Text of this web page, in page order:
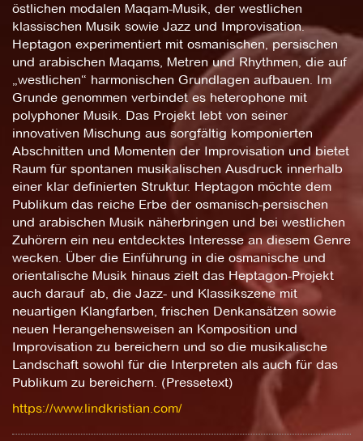
östlichen modalen Maqam-Musik, der westlichen
klassischen Musik sowie Jazz und Improvisation.
Heptagon experimentiert mit osmanischen, persischen
und arabischen Maqams, Metren und Rhythmen, die auf
„westlichen“ harmonischen Grundlagen aufbauen. Im
Grunde genommen verbindet es heterophone mit
polyphoner Musik. Das Projekt lebt von seiner
innovativen Mischung aus sorgfältig komponierten
Abschnitten und Momenten der Improvisation und bietet
Raum für spontanen musikalischen Ausdruck innerhalb
einer klar definierten Struktur. Heptagon möchte dem
Publikum das reiche Erbe der osmanisch-persischen
und arabischen Musik näherbringen und bei westlichen
Zuhörern ein neu entdecktes Interesse an diesem Genre
wecken. Über die Einführung in die osmanische und
orientalische Musik hinaus zielt das Heptagon-Projekt
auch darauf ab, die Jazz- und Klassikszene mit
neuartigen Klangfarben, frischen Denkansätzen sowie
neuen Herangehensweisen an Komposition und
Improvisation zu bereichern und so die musikalische
Landschaft sowohl für die Interpreten als auch für das
Publikum zu bereichern. (Pressetext)
https://www.lindkristian.com/